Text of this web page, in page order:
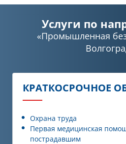
Услуги по
«Промышленная
КРАТКОСРОЧНОЕ
Охрана труда
Первая медицинская
пострадавшим